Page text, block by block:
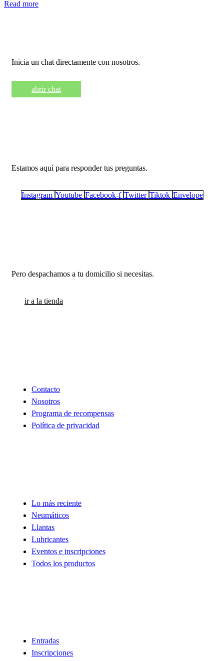
Read more
Inicia un chat directamente con nosotros.
abrir chat
Estamos aquí para responder tus preguntas.
Instagram Youtube Facebook-f Twitter Tiktok Envelope
Pero despachamos a tu domicilio si necesitas.
ir a la tienda
Contacto
Nosotros
Programa de recompensas
Política de privacidad
Lo más reciente
Neumáticos
Llantas
Lubricantes
Eventos e inscripciones
Todos los productos
Entradas
Inscripciones